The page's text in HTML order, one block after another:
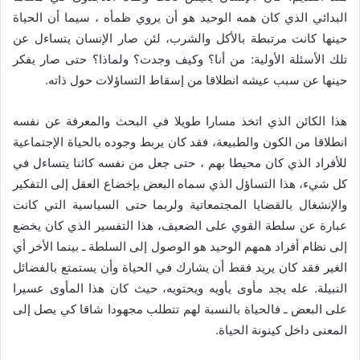
البدائي الذي كان همه الوحيد هو أن يروي ظمأه ، سيما أن الحياة
حينها كانت مرتبطة بالأكل والشرب، لئن صار الإنسان يتساءل عن
تلك الأسئلة الأولية: من أنا؟ وكيف وجدت؟ ولماذا؟ حتى صار يفكر
حينها عن سبب عيشه انطلاقا من إسقاط التساؤلات حول ذاته.
هذا الكائن الذي اتخذ مسارا طويلا في البحث والمعرفة عن نفسه
انطلاقا من الكون والطبيعة، فقد كان يربط وجوده بالحياة الإجتماعية
للأفراد الذي كان محيطا بهم ، حتى جعل من نفسه كائنا يتساءل في
كل شيء، هذا التساؤل الذي سماه البعض بإخضاع العقل إلى التفكير
والإنشغال بالقضايا المجتمعاتية ولربما حتى السياسية التي كانت
عبارة عن سلطة القوي على الضعيف، هذا التفسير الذي كان يخضع
إلى نظام أفراد همهم الوحيد هو الوصول إلى السلطة ـ بينما الأخر أي
الغير فقد كان يريد فقط أن يشارك في الحياة وأن يستمتع بالفضائل
النبيلة. عله يجد مأوى يأويه ويحتويه، حيث كان هذا المأوى عسيرا
على البعض ـ فالحياة بالنسبة لهم تتطلب مجهودا شاقا كي يصل إلى
المعنى داخل كينونة الحياة.